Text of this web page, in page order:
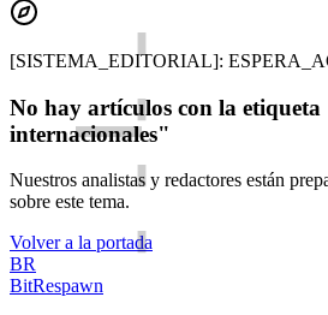
[SISTEMA_EDITORIAL]:
No hay artículos con la etiqueta
internacionales"
Nuestros analistas y redactores están
sobre este tema.
Volver a la portada
BR
BitRespawn